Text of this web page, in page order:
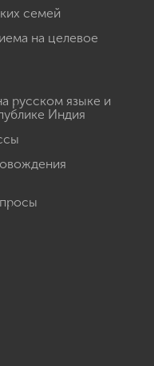
семей
на целевое
русском языке и
Индия